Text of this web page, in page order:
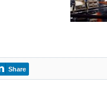
Share